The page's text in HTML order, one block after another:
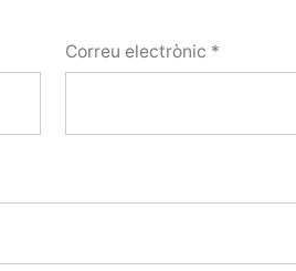
Correu electrònic *